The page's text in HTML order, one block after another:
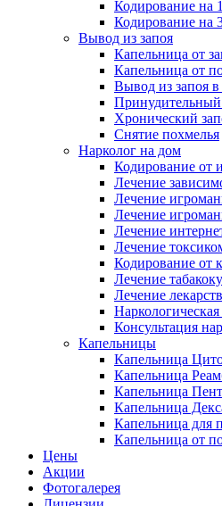
Кодирование на
Кодирование на
Вывод из запоя
Капельница от
Капельница от
Вывод из запоя в
Принудительный
Хронический
Снятие похмелья
Нарколог на дом
Кодирование от
Лечение
Лечение
Лечение
Лечение
Лечение
Кодирование от
Лечение
Лечение
Консультация
Капельницы
Капельница
Капельница
Капельница
Капельница
Капельница для
Капельница от
Цены
Акции
Фотогалерея